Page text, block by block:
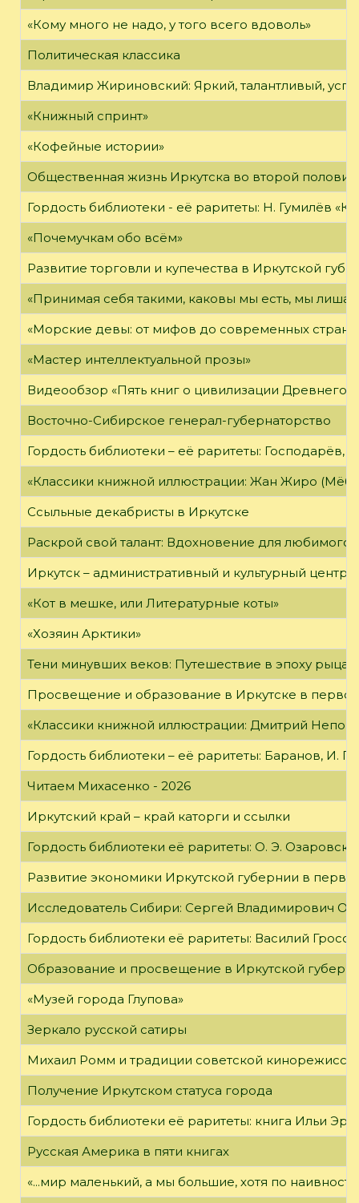
«Кому много не надо, у того всего вдоволь»
Политическая классика
Владимир Жириновский: Яркий, талантливый,
«Книжный спринт»
«Кофейные истории»
Общественная жизнь Иркутска во второй
Гордость библиотеки - её раритеты: Н. Гумилёв
«Почемучкам обо всём»
Развитие торговли и купечества в Иркутской
«Принимая себя такими, каковы мы есть, мы
«Морские девы: от мифов до современных
«Мастер интеллектуальной прозы»
Видеообзор «Пять книг о цивилизации Древнего
Восточно-Сибирское генерал-губернаторство
Гордость библиотеки – её раритеты:
«Классики книжной иллюстрации: Жан Жиро
Ссыльные декабристы в Иркутске
Раскрой свой талант: Вдохновение для любимого
Иркутск – административный и культурный центр
«Кот в мешке, или Литературные коты»
«Хозяин Арктики»
Тени минувших веков: Путешествие в эпоху
Просвещение и образование в Иркутске в
«Классики книжной иллюстрации: Дмитрий
Гордость библиотеки – её раритеты: Баранов, И.
Читаем Михасенко - 2026
Иркутский край – край каторги и ссылки
Гордость библиотеки её раритеты: О. Э.
Развитие экономики Иркутской губернии в
Исследователь Сибири: Сергей Владимирович
Гордость библиотеки её раритеты: Василий
Образование и просвещение в Иркутской
«Музей города Глупова»
Зеркало русской сатиры
Михаил Ромм и традиции советской
Получение Иркутском статуса города
Гордость библиотеки её раритеты: книга Ильи
Русская Америка в пяти книгах
«...мир маленький, а мы большие, хотя по